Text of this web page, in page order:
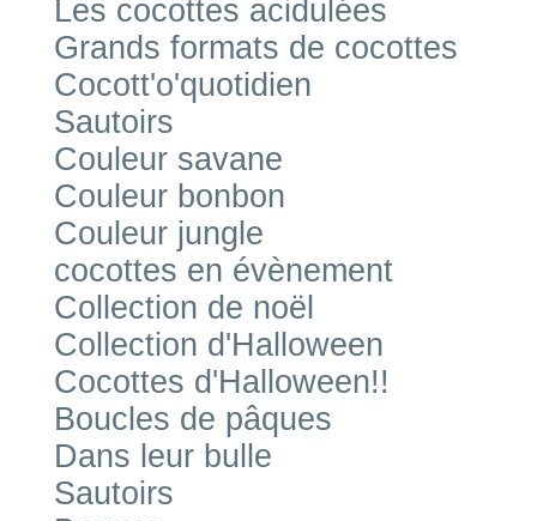
Les cocottes acidulées
Grands formats de cocottes
Cocott'o'quotidien
Sautoirs
Couleur savane
Couleur bonbon
Couleur jungle
cocottes en évènement
Collection de noël
Collection d'Halloween
Cocottes d'Halloween!!
Boucles de pâques
Dans leur bulle
Sautoirs